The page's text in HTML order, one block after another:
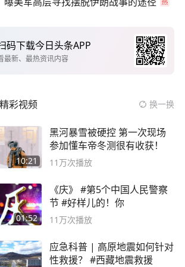
码下载今日头条APP
最新、最热资讯内容
精彩视频 换一换
10:21
黑河暴雪被硬控 第一次现场
参加懂车帝冬测很有收获！
11万次播放
01:52
《庆》 #第5个中国人民警察
节 #好样儿的！你
11万次播放
应急科普 | 高原地震如何针对
性救援？ #西藏地震救援